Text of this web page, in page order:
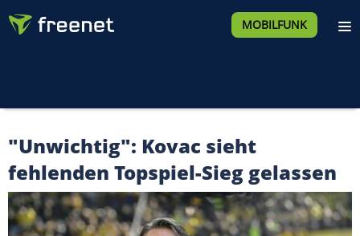
MOBILFUNK
"Unwichtig": Kovac sieht
fehlenden Topspiel-Sieg gelassen